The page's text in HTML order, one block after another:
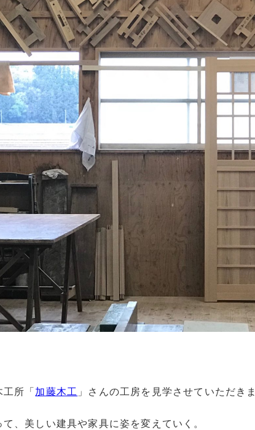
所「 加藤木工 」さんの工房を見学させていただき
、美しい建具や家具に姿を変えていく。